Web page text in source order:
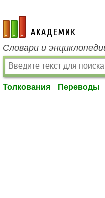
academic.ru
Словари и
Толкования Переводы